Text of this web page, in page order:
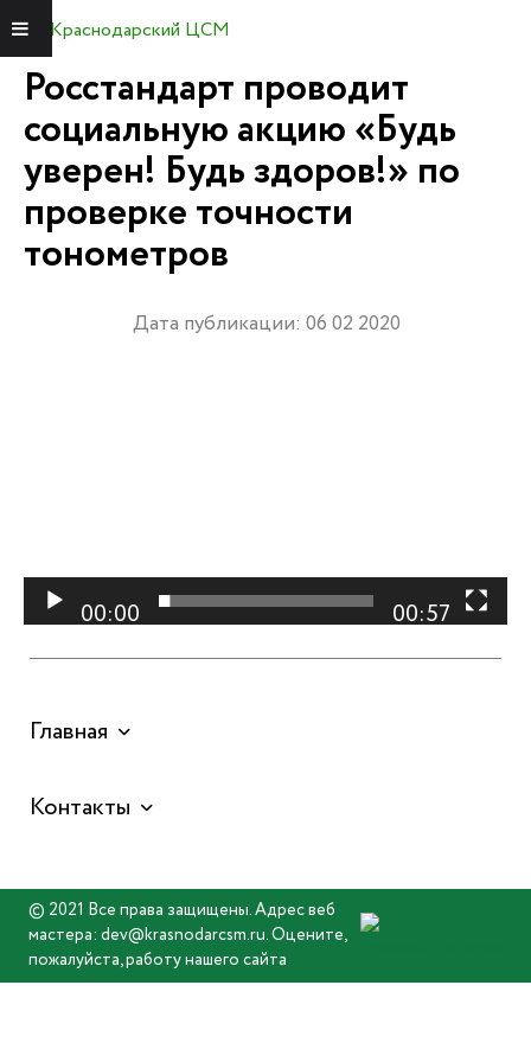
Росстандарт проводит
социальную акцию «Будь
уверен! Будь здоров!» по
проверке точности
тонометров
Дата публикации: 06 02 2020
00:00 00:57
Главная
Контакты
© 2021 Все права защищены. Адрес веб
мастера: dev@krasnodarcsm.ru. Оцените,
пожалуйста, работу нашего сайта
Краснодарский ЦСМ